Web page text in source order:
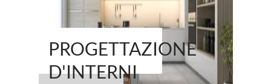
PROGETTAZIONE
D'INTERNI